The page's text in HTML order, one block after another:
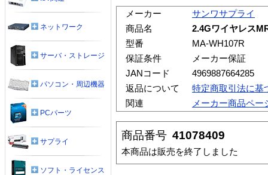
メーカー
サンワサプライ
商品名
2.4Gワイヤレス
型番
MA-WH107R
保証条件
メーカー保証
JANコード
4969887664285
返品について
特定商取引法に基
関連
メーカー商品ペー
商品番号 41078409
本商品は販売を終了しました
ネットワーク
サーバ・ストレージ
パソコン・周辺機器
PCパーツ
サプライ
ソフト・ライセンス